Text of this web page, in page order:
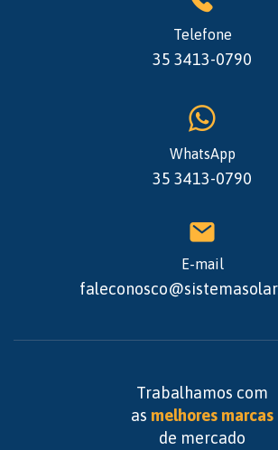
Telefone
35 3413-0790
WhatsApp
35 3413-0790
E-mail
Trabalhamos com
as melhores marcas
de mercado